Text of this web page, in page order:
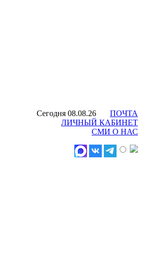
Сегодня 08.08.26
ПОЧТА
ЛИЧНЫЙ КАБИНЕТ
СМИ О НАС